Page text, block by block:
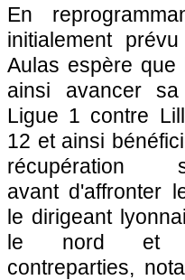
En
initialement
Aulas espère que
ainsi avancer
Ligue 1 contre
12 et ainsi
récupération
avant d'affronter
le dirigeant
le nord et
contreparties,